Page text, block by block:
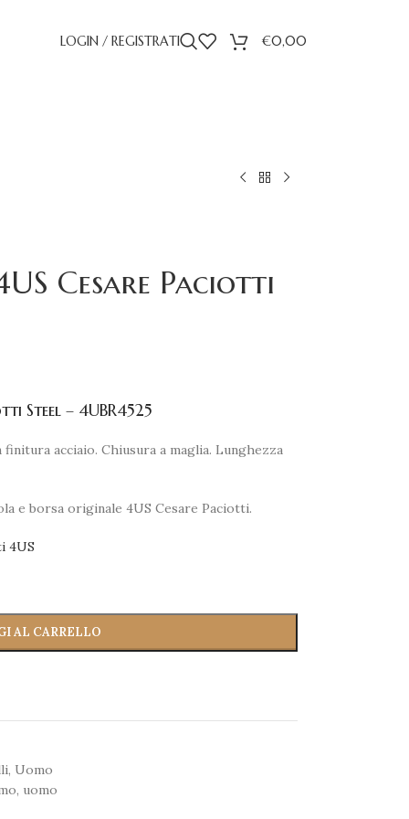
LOGIN / REGISTRATI €0,00
Cesare Paciotti
Steel – 4UBR4525
acciaio. Chiusura a maglia. Lunghezza
e borsa originale 4US Cesare Paciotti.
4US
AL CARRELLO
, Uomo
, uomo